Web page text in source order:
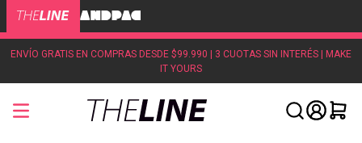
ENVÍO GRATIS EN COMPRAS DESDE $99.990 | 3 CUOTAS SIN INTERÉS | MAKE
IT YOURS